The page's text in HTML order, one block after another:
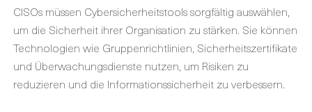
CISOs müssen Cybersicherheitstools sorgfältig auswählen,
um die Sicherheit ihrer Organisation zu stärken. Sie können
Technologien wie Gruppenrichtlinien, Sicherheitszertifikate
und Überwachungsdienste nutzen, um Risiken zu
reduzieren und die Informationssicherheit zu verbessern.